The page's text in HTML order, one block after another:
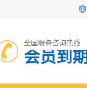
全国服务咨询热线:
会员到期